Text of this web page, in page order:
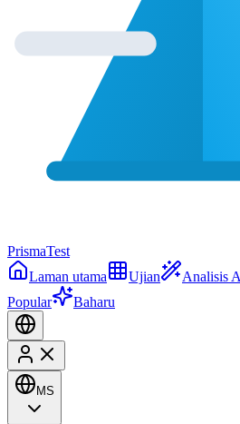
PrismaTest
Laman utama
Ujian Analisis
Popular
Baharu
MS